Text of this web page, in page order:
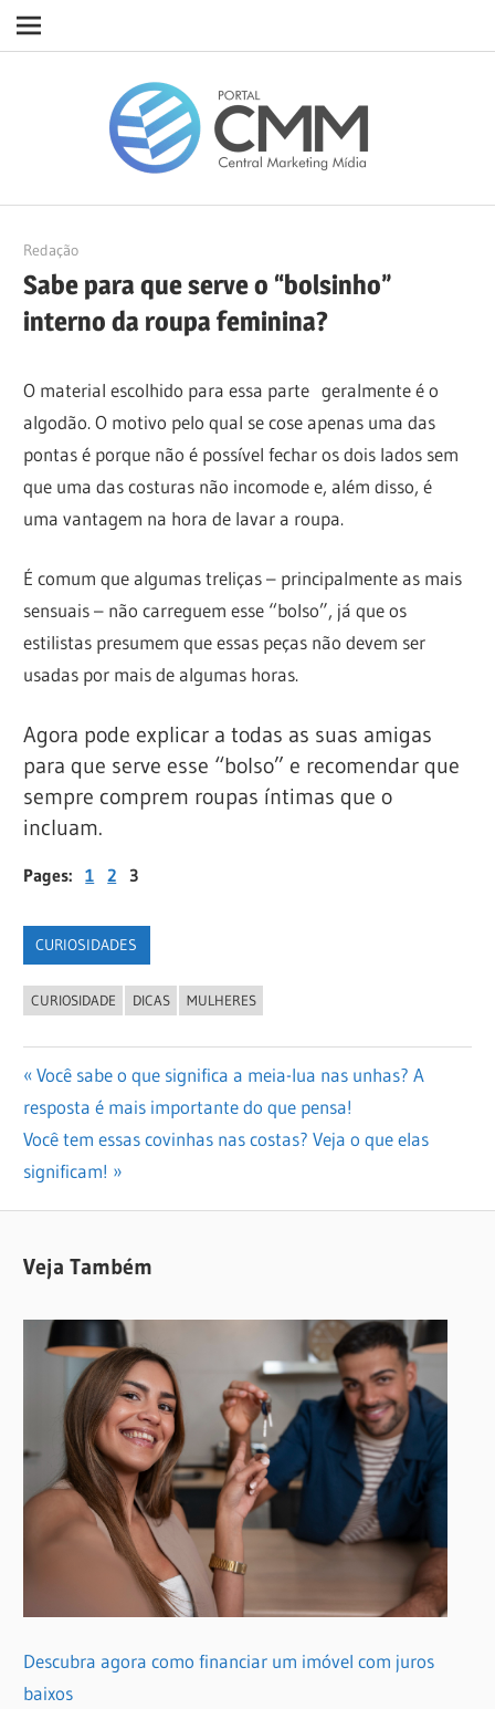
Navigation
19/11/2020
Redação
Sabe para que serve o “bolsinho”
interno da roupa feminina?
O material escolhido para essa parte geralmente é o
algodão. O motivo pelo qual se cose apenas uma das
pontas é porque não é possível fechar os dois lados sem
que uma das costuras não incomode e, além disso, é
uma vantagem na hora de lavar a roupa.
É comum que algumas treliças – principalmente as mais
sensuais – não carreguem esse “bolso”, já que os
estilistas presumem que essas peças não devem ser
usadas por mais de algumas horas.
Agora pode explicar a todas as suas amigas
para que serve esse “bolso” e recomendar que
sempre comprem roupas íntimas que o
incluam.
Pages:1 2 3
CURIOSIDADES
CURIOSIDADE DICAS MULHERES
Navegação
de
Post
Previous
Post:
Você sabe o que significa a meia-lua nas unhas? A
resposta é mais importante do que pensa!
Next
Post:
Você tem essas covinhas nas costas? Veja o que elas
significam!
Veja Também
Descubra agora como financiar um imóvel com juros
baixos